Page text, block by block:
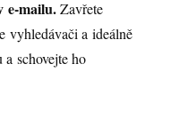
e-mailu.Zavřete
vyhledávači a ideálně
schovejte ho